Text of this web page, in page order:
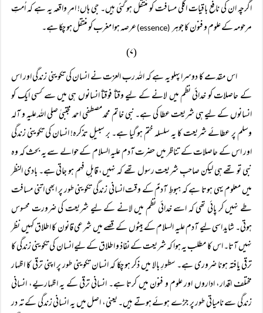
اگرچہ ان کی نافع باقیات اگلی مسافت کو منتقل ہو گئی ہیں۔ جی ہاں! امرِ واقعہ یہ ہے کہ اُمتِ
مرحومہ کے علوم و فنون کا جوہر (essence)
عرصہ ہوا مغرب کو منتقل ہو چکا ہے۔
(۷)
اس مقدمے کا دوسرا پہلو یہ ہے کہ اللہ رب العزت نے انسان کی تکوینی زندگی اور اس
کے حاصلات کو خدائی نظم میں لانے کے لیے وقتاً فوقتاً انسانوں ہی میں سے کسی ایک کو
انسانوں کے لیے ہی شریعت عطا کی ہے۔ نبی خاتم محمد مصطفی احمد مجتبیٰ صلی اللہ علیہ و آلہ
وسلم پر عطائے شریعت کا یہ سلسلہ ختم ہو گیا ہے۔ بر سبیلِ تذکرہ! انسان کی تکوینی زندگی
اور اس کے حاصلات کے تناظر میں حضرت آدم علیہ السلام کے حوالے سے یہ بحث کہ وہ
نبی تو تھے ہی لیکن صاحبِ شریعت رسول تھے کہ نہیں، قابلِ فہم ہو جاتی ہے۔ بادی النظر
میں معلوم یہی ہوتا ہے کہ ہبوطِ آدمؑ کے وقت انسانی زندگی تکوینی طور پر ابھی اتنی مسافت
طے نہیں کر پائی تھی کہ اسے خدائی نظم میں لانے کے لیے شریعت کی ضرورت محسوس
ہوتی۔ شاید اسی لیے آدم علیہ السلام کے بیٹوں کے قصے میں شرعی قانون کا اطلاق کہیں نظر
نہیں آتا۔ اس کا مطلب یہ ہوا کہ شریعت کے نفاذ و اطلاق کے لیے انسان کی تکوینی زندگی کا
ترقی یافتہ ہونا ضروری ہے۔ سطورِ بالا میں ذکر ہو چکا کہ انسان تکوینی طور پر اپنی ترقی کا اظہار
مختلف اقدار، اداروں اور علوم و فنون میں کرتا ہے۔ انسانی ترقی کے یہ اظہاریے، انسانی
زندگی سے نامیاتی طور پر جڑے ہوئے ہوتے ہیں۔ یعنی، اصل میں یہ انسانی زندگی کے تہ در